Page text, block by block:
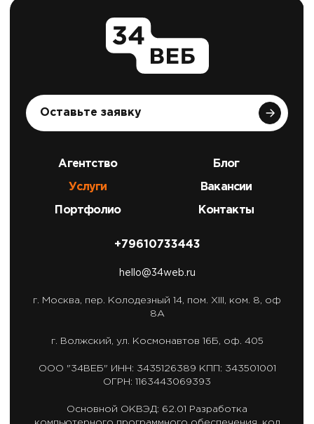
Оставьте заявку
Агентство
Услуги
Портфолио
Блог
Вакансии
Контакты
+79610733443
hello@34web.ru
г. Москва, пер. Колодезный 14, пом. XIII, ком. 8, оф
8А
г. Волжский, ул. Космонавтов 16Б, оф. 405
ООО "34ВЕБ" ИНН: 3435126389 КПП: 343501001
ОГРН: 1163443069393
Основной ОКВЭД: 62.01
Разработка